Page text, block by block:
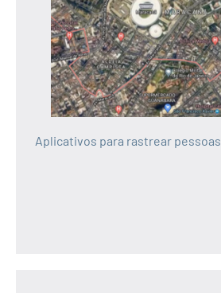
Aplicativos para rastrear pessoas